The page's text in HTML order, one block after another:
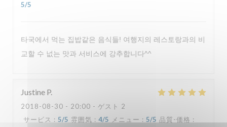
5/5
타국에서 먹는 집밥같은 음식들! 여행지의 레스토랑과의 비
교할 수 넚는 맛과 서비스에 강추합니다^^
Justine P
2018-08-30 - 20:00 - ゲスト 2
サービス : 5/5 雰囲気 : 4/5 メニュー : 5/5 品質-価格 :